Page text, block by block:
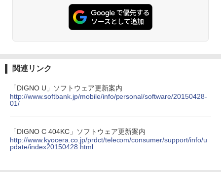
関連リンク
「DIGNO U」ソフトウェア更新案内
http://www.softbank.jp/mobile/info/personal/software/20150428-
01/
「DIGNO C 404KC」ソフトウェア更新案内
http://www.kyocera.co.jp/prdct/telecom/consumer/support/info/u
pdate/index20150428.html